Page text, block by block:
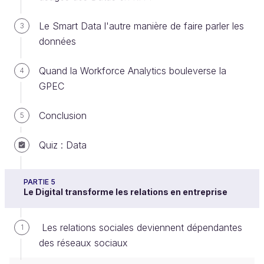
3
Le Smart Data l'autre manière de faire parler les
données
4
Quand la Workforce Analytics bouleverse la
GPEC
5 Conclusion
Quiz : Data
PARTIE 5
Le Digital transforme les relations en entreprise
1
Les relations sociales deviennent dépendantes
des réseaux sociaux
la planification, la coordination et le contrôle et une
bonne partie de l’organisation sont en passe d’être
déléguées aux algorithmes. Restent la gestion des
conflits, l’affectation des responsabilités et
l’entretien de la motivation au travail des
collaborateurs qu’il convient de réinventer.
Avez-vous une suggestion pour nous ?
OpenClassrooms ?
Date de début flexible
Projets professionnalisants